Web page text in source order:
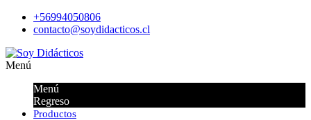
+56994050806
contacto@soydidacticos.cl
Menú
Menú
Regreso
Productos